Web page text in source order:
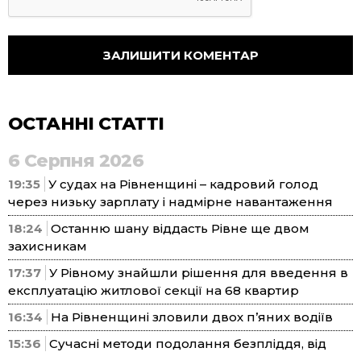
ОСТАННІ СТАТТІ
6 Серпня 2026
19:35 У судах на Рівненщині – кадровий голод
через низьку зарплату і надмірне навантаження
18:24 Останню шану віддасть Рівне ще двом
захисникам
17:37 У Рівному знайшли рішення для введення в
експлуатацію житлової секції на 68 квартир
16:34
На Рівненщині зловили двох п’яних водіїв
15:36 Сучасні методи подолання безпліддя, від